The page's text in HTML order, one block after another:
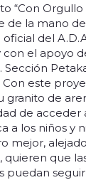
“Con
de la mano
del
con el apoyo
Sección
Con este
granito de
de acceder
a los niños y
mejor,
quieren que
puedan